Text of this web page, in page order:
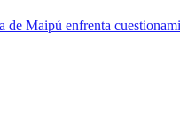
Maipú enfrenta